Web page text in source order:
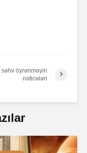
səhv öyrənməyin
nəticələri